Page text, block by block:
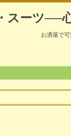
スーツ──
お洒落で